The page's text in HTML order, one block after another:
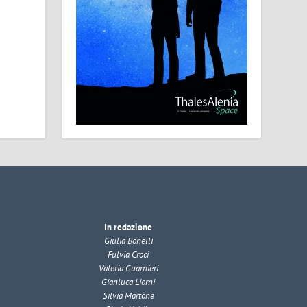
In redazione
Giulia Bonelli
Fulvia Croci
Valeria Guarnieri
Gianluca Liorni
Silvia Martone